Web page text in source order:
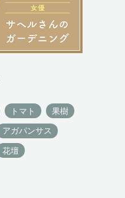
トマト 果樹
アガパンサス
花壇